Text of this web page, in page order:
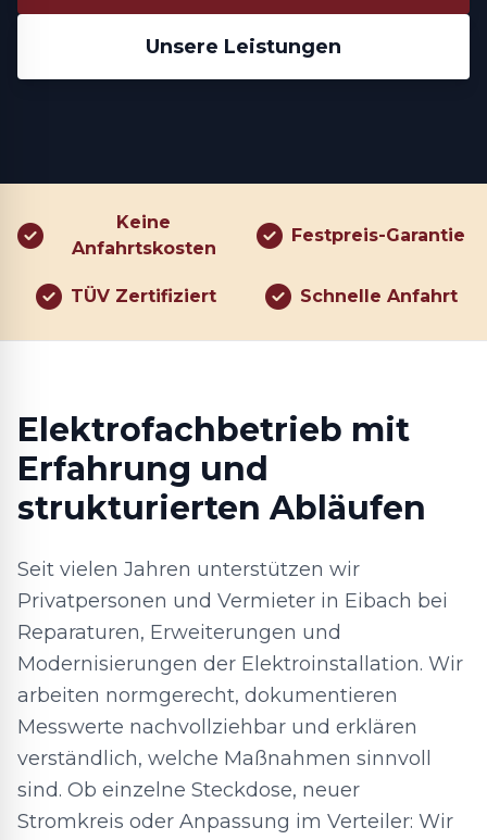
Unsere Leistungen
Keine
Anfahrtskosten
Festpreis-Garantie
TÜV Zertifiziert Schnelle Anfahrt
Elektrofachbetrieb mit
Erfahrung und
strukturierten Abläufen
Seit vielen Jahren unterstützen wir
Privatpersonen und Vermieter in Eibach bei
Reparaturen, Erweiterungen und
Modernisierungen der Elektroinstallation. Wir
arbeiten normgerecht, dokumentieren
Messwerte nachvollziehbar und erklären
verständlich, welche Maßnahmen sinnvoll
sind. Ob einzelne Steckdose, neuer
Stromkreis oder Anpassung im Verteiler: Wir